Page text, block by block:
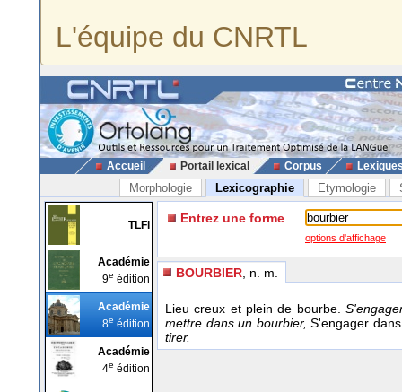
L'équipe du CNRTL
Accueil Portail lexical Corpus
Morphologie Lexicographie Etymologie
TLFi
Académie
9e édition
Académie
8e édition
Académie
4e édition
Entrez une forme
options d'affichage
BOURBIER , n. m.
Lieu creux et plein de bourbe.
mettre dans un bourbier,S'engager
tirer.